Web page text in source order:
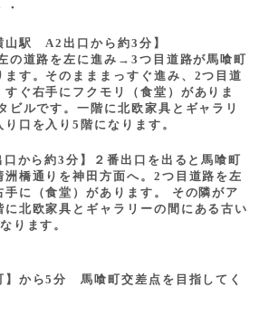
山駅 A2出口から約3分】
の道路を左に進み→3つ目道路が馬喰町
す。そのまままっすぐ進み、2つ目道
ぐ右手にフクモリ（食堂）がありま
ビルです。一階に北欧家具とギャラリ
口を入り5階になります。
から約3分】２番出口を出ると馬喰町
橋通りを神田方面へ。2つ目道路を左
手に（食堂）があります。 その隣がア
に北欧家具とギャラリーの間にある古い
ります。
】から5分 馬喰町交差点を目指してく